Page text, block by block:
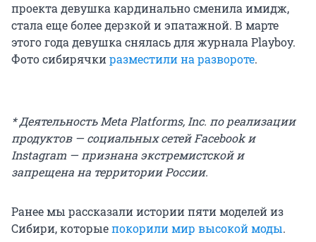
проекта девушка кардинально сменила имидж,
стала еще более дерзкой и эпатажной. В марте
этого года девушка снялась для журнала Playboy.
Фото сибирячкиразместили на развороте.
* Деятельность Meta Platforms, Inc. по реализации
продуктов — социальных сетей Facebook и
Instagram — признана экстремистской и
запрещена на территории России.
Ранее мы рассказали истории пяти моделей из
Сибири, которыепокорили мир высокой моды.